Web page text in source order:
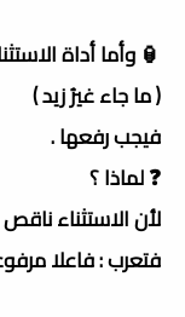
🏮 وأما أداة
( ما جاء غيرُ زيد )
فيجب رفعها .
❓ لماذا ؟
لأن الاستثناء
فتعرب : فاعلا